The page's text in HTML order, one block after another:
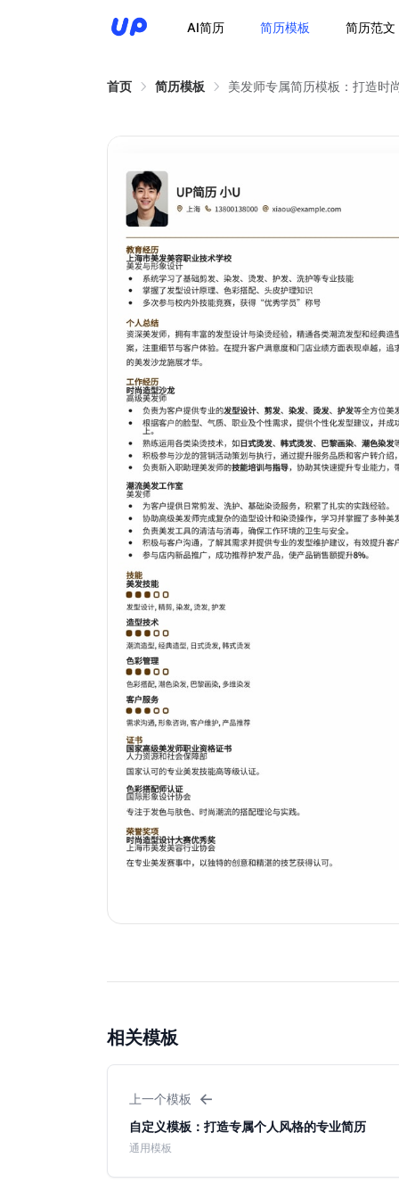
AI简历 简历模板 简历范文
首页 简历模板 美发师专属简历模板：打造时
相关模板
上一个模板 ←
自定义模板：打造专属个人风格的专业简历
通用模板